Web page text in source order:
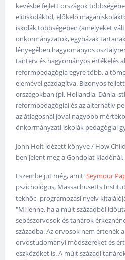
kevésbé fejlett országok
elitiskoláktól, előkelő
iskolák többségében (amelyeket
önkormányzatok, egyházak
lényegében hagyományos
tanterv és hagyományos értékelés
reformpedagógia egyre több, a
elemével gazdagítva. Bizonyos
országokban (pl. Hollandia, Dánia,
reformpedagógiai és az alternatív
az átlagosnál jóval nagyobb
önkormányzati iskolák pedagógiai
John Holt idézett könyve / How
ben jelent meg a Gondolat
Eszembe jut még, amitSeymour
pszichológus, Massachusetts
teknőc- programozási nyelv
"Mi lenne, ha a múlt századból
sebészorvosok és tanárok
századba. Az orvosok nem értenék
orvostudományi módszereket és
eszközöket is. A múlt századi